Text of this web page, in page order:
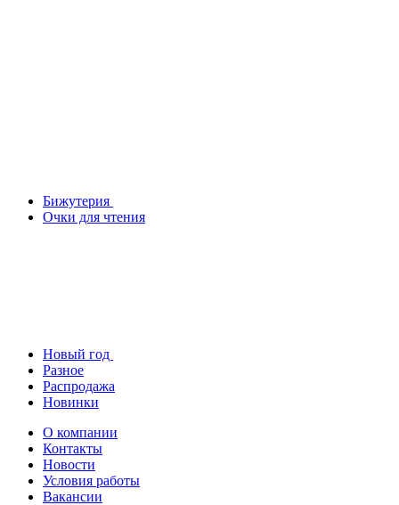
Бижутерия
Очки для чтения
Новый год
Разное
Распродажа
Новинки
О компании
Контакты
Новости
Условия работы
Вакансии